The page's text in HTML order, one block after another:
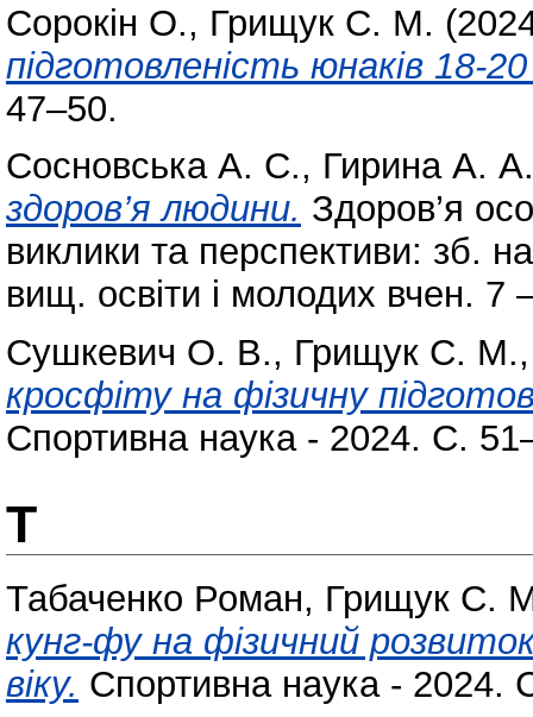
Сорокін О., Грищук С. М.
підготовленість юнаків 18-20
47–50.
Сосновська А. С., Гирина А. А.
здоров’я людини. Здоров’я
виклики та перспективи: зб.
вищ. освіти і молодих вчен. 7
Сушкевич О. В., Грищук С. М.
кросфіту на фізичну
Спортивна наука - 2024. С.
Т
Табаченко Роман, Грищук С.
кунг-фу на фізичний
віку. Спортивна наука - 2024.